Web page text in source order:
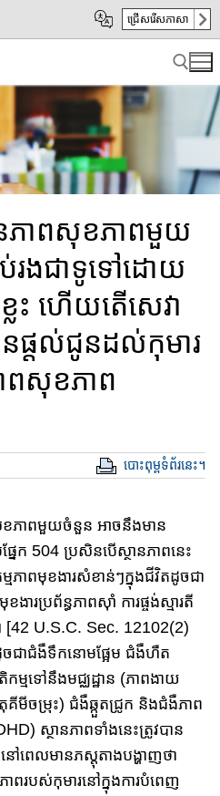
ជ្រើសរើសភាសា
Search for:
នភាព​សុខភាព​មួយ​
រង​ជាទូទៅដោយ​
លះ​ ហើយតើ​សេវា​
នផ្តល់ជូនដល់​កុមារ​​​
ព​សុខភាព
បោះពុម្ពទំព័រនេះ។
សុខភាព​មួយចំនួន​​ អាច​នឹង​មាន
ែក​ 504 ប្រសិនបើ​ស្ថានភាព​នេះ
មភាព​មុខងារ​សំខាន់​ៗ​ក្នុង​ជីវិត​ដូចជា​
ខងារ​​​ប្រព័ន្ធភាពស៊ាំ​ ការផ្ចង់ស្មារតី
។ [42 U.S.C. Sec. 12102(2)
ចជា​ជំងឺ​ទឹកនោមផ្អែម ជំងឺហឺត
ម្ម​ទៅនឹង​មជ្ឈដ្ឋាន​ (ភាព​ងាយ
គីមីចម្រុះ​) ជំងឺ​ឆ្កួតជ្រូក និង​ជំងឺ​ភាព​
ស្ថានភាព​ទាំងនេះ​ត្រូវបាន
ៅពេលមាន​ភស្តុតាង​បង្ហាញ​ថា​​
ាព​របស់កុមារ​នៅក្នុង​ការ​បំពេញ​